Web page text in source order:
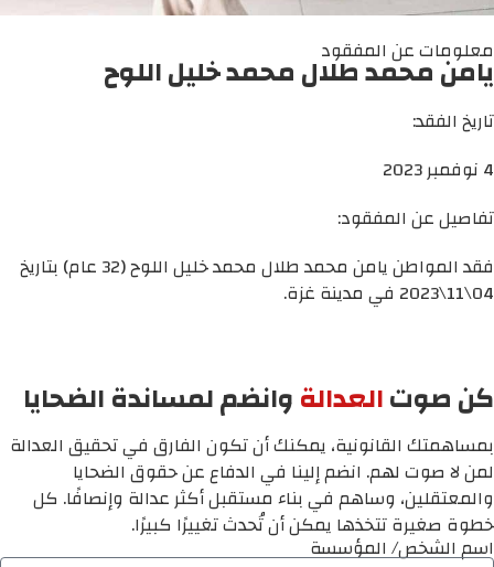
معلومات عن المفقود
يامن محمد طلال محمد خليل اللوح
تاريخ الفقد:
4 نوفمبر 2023
تفاصيل عن المفقود:
فقد المواطن يامن محمد طلال محمد خليل اللوح (32 عام) بتاريخ
04\11\2023 في مدينة غزة.
كن صوتالعدالةوانضم لمساندة الضحايا
بمساهمتك القانونية، يمكنك أن تكون الفارق في تحقيق العدالة
لمن لا صوت لهم. انضم إلينا في الدفاع عن حقوق الضحايا
والمعتقلين، وساهم في بناء مستقبل أكثر عدالة وإنصافًا. كل
خطوة صغيرة تتخذها يمكن أن تُحدث تغييرًا كبيرًا.
اسم الشخص/ المؤسسة